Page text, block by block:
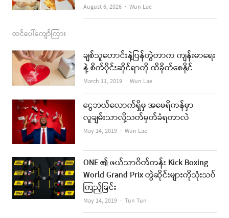
August 6, 2026 Author
Wun Lae
ထင်ပေါ်ကျော်ကြား
ချစ်သူဟောင်းနဲ့ပြန်တွဲတာက ကျန်းမာရေး
နဲ့ စိတ်ပိုင်းဆိုင်ရာကို ထိခိုက်စေနိုင်
March 11, 2019 Author
Wun Lae
ငွေဘယ်လောက်ရှိမှ အမေရိကန်မှာ
လူချမ်းသာလို့သတ်မှတ်ခံရတာလဲ
May 14, 2019 Author
Wun Lae
ONE ၏ ဖယ်သာဝိတ်တန်း Kick Boxing
World Grand Prix တွဲဆိုင်းများကိုသုံးသပ်
ကြည့်ခြင်း
May 14, 2019 Author
Tun Tun